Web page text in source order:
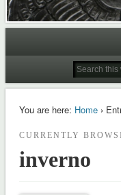
You are here: Home›
CURRENTLY
inverno